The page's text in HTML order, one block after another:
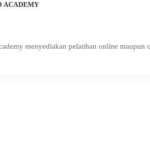
ACADEMY
menyediakan pelatihan online